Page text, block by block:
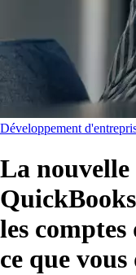
Développement
La nouvelle
les
ce que vous